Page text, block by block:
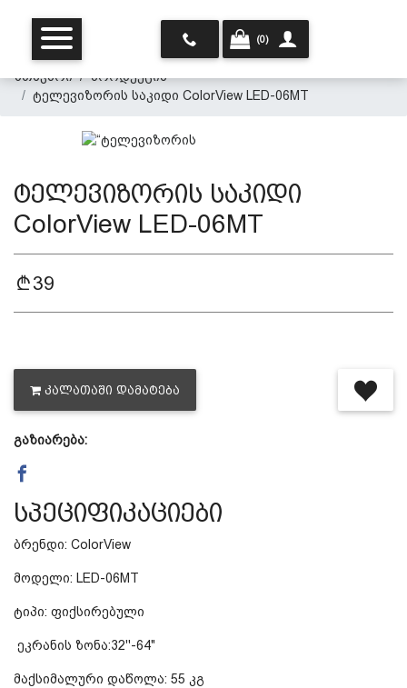
მთავარი
ჩვენ შესახებ
პერსონალურ მონაცემთა
დაცვის პოლიტიკა
მიწოდების პირობები
წესები და პირობები
დაბრუნება და გადაცვლის
(0)
მთავარი
პროდუქცია
ტელევიზორის საკიდი ColorView LED-06MT
ტელევიზორის საკიდი
ColorView LED-06MT
39
ᲙᲐᲚᲐᲗᲐᲨᲘ ᲓᲐᲛᲐᲢᲔᲑᲐ
გაზიარება:
სპეციფიკაციები
ბრენდი: ColorView
მოდელი: LED-06MT
ტიპი: ფიქსირებული
ეკრანის ზონა:32''-64"
მაქსიმალური დაწოლა: 55 კგ